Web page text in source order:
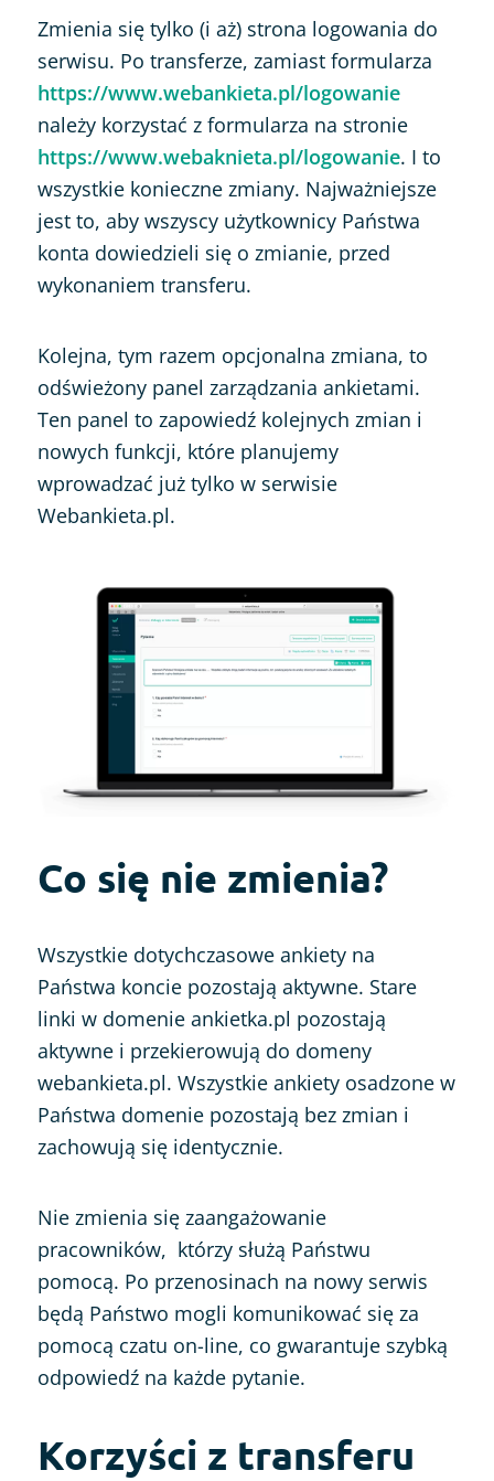
Zmienia się tylko (i aż) strona logowania do
serwisu. Po transferze, zamiast formularza
https://www.webankieta.pl/logowanie
należy korzystać z formularza na stronie
https://www.webaknieta.pl/logowanie. I to
wszystkie konieczne zmiany. Najważniejsze
jest to, aby wszyscy użytkownicy Państwa
konta dowiedzieli się o zmianie, przed
wykonaniem transferu.
Kolejna, tym razem opcjonalna zmiana, to
odświeżony panel zarządzania ankietami.
Ten panel to zapowiedź kolejnych zmian i
nowych funkcji, które planujemy
wprowadzać już tylko w serwisie
Webankieta.pl.
Co się nie zmienia?
Wszystkie dotychczasowe ankiety na
Państwa koncie pozostają aktywne. Stare
linki w domenie ankietka.pl pozostają
aktywne i przekierowują do domeny
webankieta.pl. Wszystkie ankiety osadzone w
Państwa domenie pozostają bez zmian i
zachowują się identycznie.
Nie zmienia się zaangażowanie
pracowników, którzy służą Państwu
pomocą. Po przenosinach na nowy serwis
będą Państwo mogli komunikować się za
pomocą czatu on-line, co gwarantuje szybką
odpowiedź na każde pytanie.
Korzyści z transferu